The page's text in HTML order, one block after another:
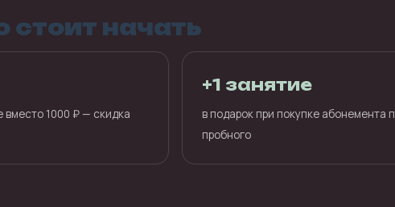
стоит начать
вместо 1000 ₽ — скидка
+1 занятие
в подарок при покупке абонемента
пробного